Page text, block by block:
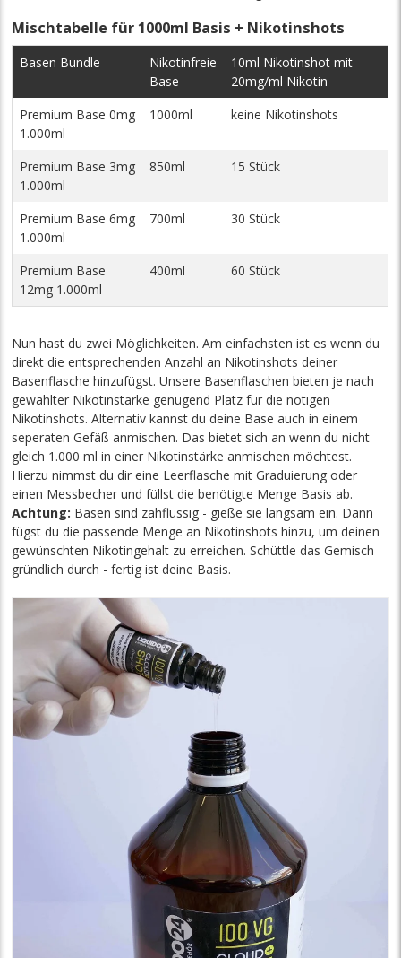
Mischtabelle für 1000ml Basis + Nikotinshots
Basen Bundle
Nikotinfreie
Base
10ml Nikotinshot mit
20mg/ml Nikotin
Premium Base 0mg
1.000ml
1000ml keine Nikotinshots
Premium Base 3mg
1.000ml
850ml 15 Stück
Premium Base 6mg
1.000ml
700ml 30 Stück
Premium Base
12mg 1.000ml
400ml 60 Stück
Nun hast du zwei Möglichkeiten. Am einfachsten ist es wenn du
direkt die entsprechenden Anzahl an Nikotinshots deiner
Basenflasche hinzufügst. Unsere Basenflaschen bieten je nach
gewählter Nikotinstärke genügend Platz für die nötigen
Nikotinshots. Alternativ kannst du deine Base auch in einem
seperaten Gefäß anmischen. Das bietet sich an wenn du nicht
gleich 1.000 ml in einer Nikotinstärke anmischen möchtest.
Hierzu nimmst du dir eine Leerflasche mit Graduierung oder
einen Messbecher und füllst die benötigte Menge Basis ab.
Achtung: Basen sind zähflüssig - gieße sie langsam ein. Dann
fügst du die passende Menge an Nikotinshots hinzu, um deinen
gewünschten Nikotingehalt zu erreichen. Schüttle das Gemisch
gründlich durch - fertig ist deine Basis.